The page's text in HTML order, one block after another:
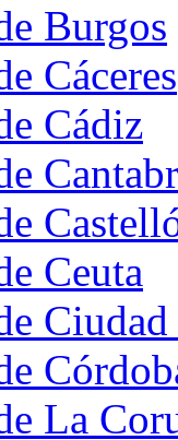
Burgos
Cáceres
Cádiz
Ceuta
Ciudad
La